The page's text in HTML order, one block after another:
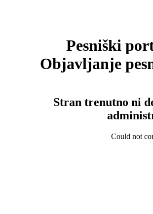
Pesniški
Objavljanje
Stran trenutno ni
Could not